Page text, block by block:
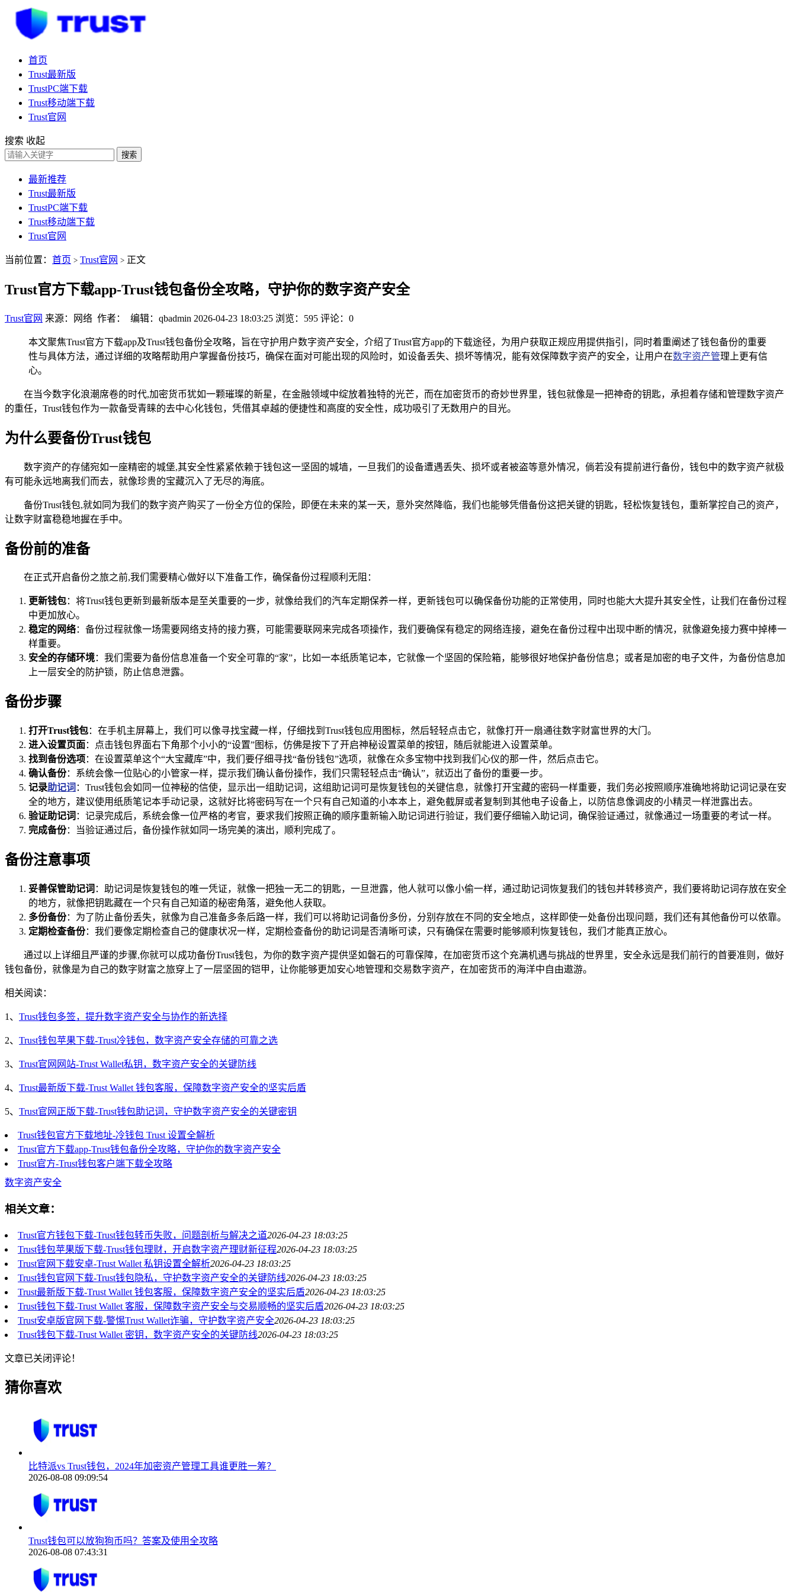
首页
Trust最新版
TrustPC端下载
Trust移动端下载
Trust官网
搜索 收起
搜索
最新推荐
Trust最新版
TrustPC端下载
Trust移动端下载
Trust官网
当前位置： 首页 > Trust官网 > 正文
Trust官方下载app-Trust钱包备份全攻略，守护你的数字资产安全
Trust官网 来源：网络 作者： 编辑：qbadmin 2026-04-23 18:03:25 浏览：595 评论：0
本文聚焦Trust官方下载app及Trust钱包备份全攻略，旨在守护用户数字资产安全，介绍了Trust官方app的下载途径，为用户获取正规应用提供指引，同时着重阐述了钱包备份的重要
性与具体方法，通过详细的攻略帮助用户掌握备份技巧，确保在面对可能出现的风险时，如设备丢失、损坏等情况，能有效保障数字资产的安全，让用户在数字资产管理上更有信
心。
在当今数字化浪潮席卷的时代,加密货币犹如一颗璀璨的新星，在金融领域中绽放着独特的光芒，而在加密货币的奇妙世界里，钱包就像是一把神奇的钥匙，承担着存储和管理数字资产
的重任，Trust钱包作为一款备受青睐的去中心化钱包，凭借其卓越的便捷性和高度的安全性，成功吸引了无数用户的目光。
为什么要备份Trust钱包
数字资产的存储宛如一座精密的城堡,其安全性紧紧依赖于钱包这一坚固的城墙，一旦我们的设备遭遇丢失、损坏或者被盗等意外情况，倘若没有提前进行备份，钱包中的数字资产就极
有可能永远地离我们而去，就像珍贵的宝藏沉入了无尽的海底。
备份Trust钱包,就如同为我们的数字资产购买了一份全方位的保险，即便在未来的某一天，意外突然降临，我们也能够凭借备份这把关键的钥匙，轻松恢复钱包，重新掌控自己的资产，
让数字财富稳稳地握在手中。
备份前的准备
在正式开启备份之旅之前,我们需要精心做好以下准备工作，确保备份过程顺利无阻：
更新钱包：将Trust钱包更新到最新版本是至关重要的一步，就像给我们的汽车定期保养一样，更新钱包可以确保备份功能的正常使用，同时也能大大提升其安全性，让我们在备份过程
中更加放心。
稳定的网络：备份过程就像一场需要网络支持的接力赛，可能需要联网来完成各项操作，我们要确保有稳定的网络连接，避免在备份过程中出现中断的情况，就像避免接力赛中掉棒一
样重要。
安全的存储环境：我们需要为备份信息准备一个安全可靠的“家”，比如一本纸质笔记本，它就像一个坚固的保险箱，能够很好地保护备份信息；或者是加密的电子文件，为备份信息加
上一层安全的防护锁，防止信息泄露。
备份步骤
打开Trust钱包：在手机主屏幕上，我们可以像寻找宝藏一样，仔细找到Trust钱包应用图标，然后轻轻点击它，就像打开一扇通往数字财富世界的大门。
进入设置页面：点击钱包界面右下角那个小小的“设置”图标，仿佛是按下了开启神秘设置菜单的按钮，随后就能进入设置菜单。
找到备份选项 ：在设置菜单这个“大宝藏库”中，我们要仔细寻找“备份钱包”选项，就像在众多宝物中找到我们心仪的那一件，然后点击它。
确认备份：系统会像一位贴心的小管家一样，提示我们确认备份操作，我们只需轻轻点击“确认”，就迈出了备份的重要一步。
记录助记词 ：Trust钱包会如同一位神秘的信使，显示出一组助记词，这组助记词可是恢复钱包的关键信息，就像打开宝藏的密码一样重要，我们务必按照顺序准确地将助记词记录在安
全的地方，建议使用纸质笔记本手动记录，这就好比将密码写在一个只有自己知道的小本本上，避免截屏或者复制到其他电子设备上，以防信息像调皮的小精灵一样泄露出去。
验证助记词 ：记录完成后，系统会像一位严格的考官，要求我们按照正确的顺序重新输入助记词进行验证，我们要仔细输入助记词，确保验证通过，就像通过一场重要的考试一样。
完成备份：当验证通过后，备份操作就如同一场完美的演出，顺利完成了。
备份注意事项
妥善保管助记词 ：助记词是恢复钱包的唯一凭证，就像一把独一无二的钥匙，一旦泄露，他人就可以像小偷一样，通过助记词恢复我们的钱包并转移资产，我们要将助记词存放在安全
的地方，就像把钥匙藏在一个只有自己知道的秘密角落，避免他人获取。
多份备份：为了防止备份丢失，就像为自己准备多条后路一样，我们可以将助记词备份多份，分别存放在不同的安全地点，这样即使一处备份出现问题，我们还有其他备份可以依靠。
定期检查备份：我们要像定期检查自己的健康状况一样，定期检查备份的助记词是否清晰可读，只有确保在需要时能够顺利恢复钱包，我们才能真正放心。
通过以上详细且严谨的步骤,你就可以成功备份Trust钱包，为你的数字资产提供坚如磐石的可靠保障，在加密货币这个充满机遇与挑战的世界里，安全永远是我们前行的首要准则，做好
钱包备份，就像是为自己的数字财富之旅穿上了一层坚固的铠甲，让你能够更加安心地管理和交易数字资产，在加密货币的海洋中自由遨游。
相关阅读：
1、 Trust钱包多签，提升数字资产安全与协作的新选择
2、 Trust钱包苹果下载-Trust冷钱包，数字资产安全存储的可靠之选
3、 Trust官网网站-Trust Wallet私钥，数字资产安全的关键防线
4、 Trust最新版下载-Trust Wallet 钱包客服，保障数字资产安全的坚实后盾
5、 Trust官网正版下载-Trust钱包助记词，守护数字资产安全的关键密钥
Trust钱包官方下载地址-冷钱包 Trust 设置全解析
Trust官方下载app-Trust钱包备份全攻略，守护你的数字资产安全
Trust官方-Trust钱包客户端下载全攻略
数字资产安全
相关文章：
Trust官方钱包下载-Trust钱包转币失败，问题剖析与解决之道2026-04-23 18:03:25
Trust钱包苹果版下载-Trust钱包理财，开启数字资产理财新征程2026-04-23 18:03:25
Trust官网下载安卓-Trust Wallet 私钥设置全解析2026-04-23 18:03:25
Trust钱包官网下载-Trust钱包隐私，守护数字资产安全的关键防线2026-04-23 18:03:25
Trust最新版下载-Trust Wallet 钱包客服，保障数字资产安全的坚实后盾2026-04-23 18:03:25
Trust钱包下载-Trust Wallet 客服，保障数字资产安全与交易顺畅的坚实后盾2026-04-23 18:03:25
Trust安卓版官网下载-警惕Trust Wallet诈骗，守护数字资产安全2026-04-23 18:03:25
Trust钱包下载-Trust Wallet 密钥，数字资产安全的关键防线2026-04-23 18:03:25
文章已关闭评论！
猜你喜欢
比特派vs Trust钱包，2024年加密资产管理工具谁更胜一筹？
2026-08-08 09:09:54
Trust钱包可以放狗狗币吗？答案及使用全攻略
2026-08-08 07:43:31